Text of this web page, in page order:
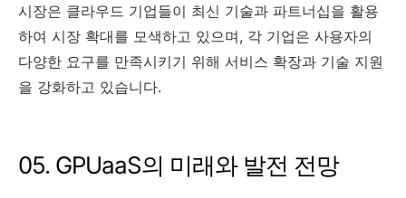
시장은 클라우드 기업들이 최신 기술과 파트너십을 활용
하여 시장 확대를 모색하고 있으며, 각 기업은 사용자의
다양한 요구를 만족시키기 위해 서비스 확장과 기술 지원
을 강화하고 있습니다.
05. GPUaaS의 미래와 발전 전망